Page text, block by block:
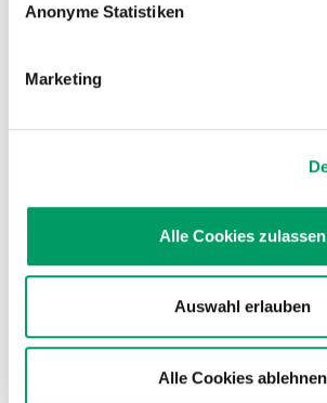
Anonyme Statistiken
Marketing
Alle Cookies zulassen
Auswahl erlauben
Alle Cookies ablehnen
Noriker,
Partbred
Española
Quarter
Pony,
Kaltblut,